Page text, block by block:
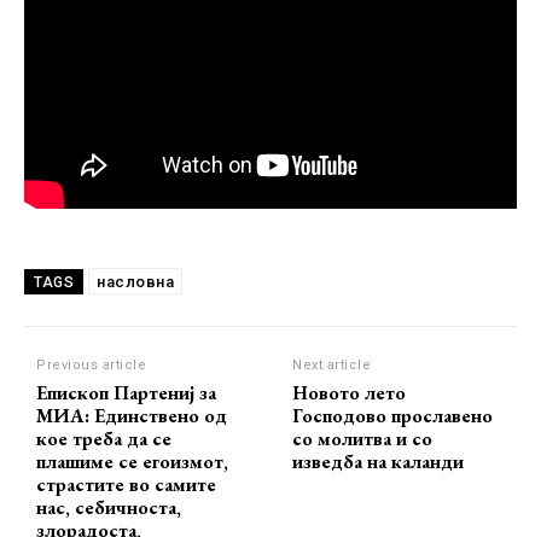
TAGS насловна
Previous article
Епископ Партениј за
МИА: Eдинствено од
кое треба да се
плашиме се егоизмот,
страстите во самите
нас, себичноста,
злорадоста,
Next article
Новото лето
Господово прославено
со молитва и со
изведба на каланди